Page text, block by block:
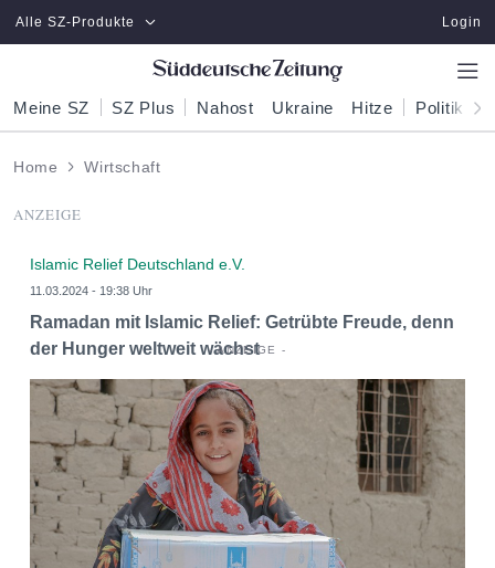
Zum Hauptinhalt springen
Alle SZ-Produkte Login
Meine SZ SZ Plus Nahost Ukraine Hitze Politik
Home Wirtschaft
ANZEIGE
Islamic Relief Deutschland e.V.
11.03.2024 - 19:38 Uhr
Ramadan mit Islamic Relief: Getrübte Freude, denn
der Hunger weltweit wächst